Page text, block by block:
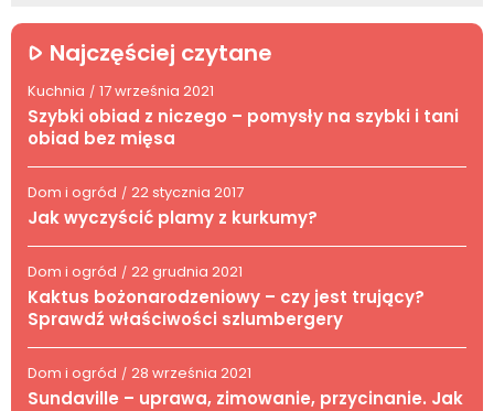
Najczęściej czytane
Kuchnia / 17 września 2021
Szybki obiad z niczego – pomysły na szybki i tani
obiad bez mięsa
Dom i ogród / 22 stycznia 2017
Jak wyczyścić plamy z kurkumy?
Dom i ogród / 22 grudnia 2021
Kaktus bożonarodzeniowy – czy jest trujący?
Sprawdź właściwości szlumbergery
Dom i ogród / 28 września 2021
Sundaville – uprawa, zimowanie, przycinanie. Jak